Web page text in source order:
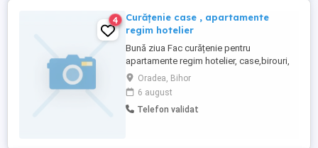
4
Curățenie case , apartamente
regim hotelier
Bună ziua Fac curățenie pentru
apartamente regim hotelier, case,birouri,
ma deplasez cu mașina personala Dețin
produse de curățenie proprii.
Oradea, Bihor
6 august
Telefon validat